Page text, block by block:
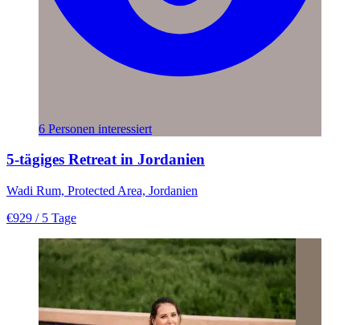
6 Personen interessiert
5-tägiges Retreat in Jordanien
Wadi Rum, Protected Area, Jordanien
€929 / 5 Tage